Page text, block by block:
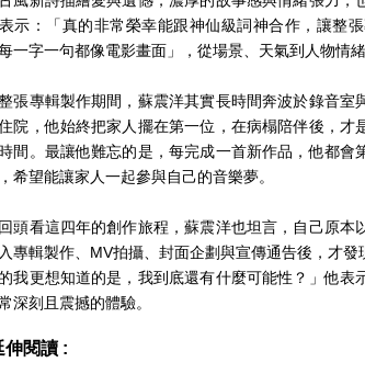
示：「真的非常榮幸能跟神仙級詞神合作，讓整
每一字一句都像電影畫面」，從場景、天氣到人物情
張專輯製作期間，蘇震洋其實長時間奔波於錄音室
院，他始終把家人擺在第一位，在病榻陪伴後，才
間。最讓他難忘的是，每完成一首新作品，他都
希望能讓家人一起參與自己的音樂夢。
頭看這四年的創作旅程，蘇震洋也坦言，自己原本
專輯製作、MV拍攝、封面企劃與宣傳通告後，才
我更想知道的是，我到底還有什麼可能性？」他表
深刻且震撼的體驗。
伸閱讀 :